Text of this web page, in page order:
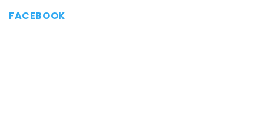
FACEBOOK